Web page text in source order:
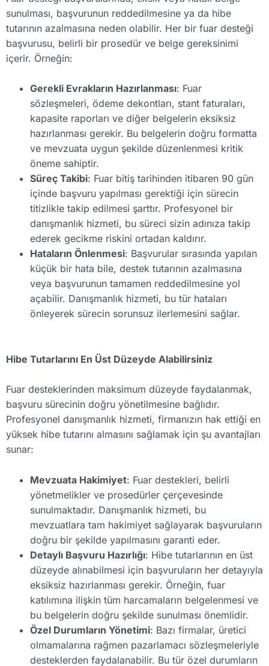
sunulması, başvurunun reddedilmesine ya da hibe
tutarının azalmasına neden olabilir. Her bir fuar desteği
başvurusu, belirli bir prosedür ve belge gereksinimi
içerir. Örneğin:
Gerekli Evrakların Hazırlanması: Fuar
sözleşmeleri, ödeme dekontları, stant faturaları,
kapasite raporları ve diğer belgelerin eksiksiz
hazırlanması gerekir. Bu belgelerin doğru formatta
ve mevzuata uygun şekilde düzenlenmesi kritik
öneme sahiptir.
Süreç Takibi: Fuar bitiş tarihinden itibaren 90 gün
içinde başvuru yapılması gerektiği için sürecin
titizlikle takip edilmesi şarttır. Profesyonel bir
danışmanlık hizmeti, bu süreci sizin adınıza takip
ederek gecikme riskini ortadan kaldırır.
Hataların Önlenmesi: Başvurular sırasında yapılan
küçük bir hata bile, destek tutarının azalmasına
veya başvurunun tamamen reddedilmesine yol
açabilir. Danışmanlık hizmeti, bu tür hataları
önleyerek sürecin sorunsuz ilerlemesini sağlar.
Hibe Tutarlarını En Üst Düzeyde Alabilirsiniz
Fuar desteklerinden maksimum düzeyde faydalanmak,
başvuru sürecinin doğru yönetilmesine bağlıdır.
Profesyonel danışmanlık hizmeti, firmanızın hak ettiği en
yüksek hibe tutarını almasını sağlamak için şu avantajları
sunar:
Mevzuata Hakimiyet: Fuar destekleri, belirli
yönetmelikler ve prosedürler çerçevesinde
sunulmaktadır. Danışmanlık hizmeti, bu
mevzuatlara tam hakimiyet sağlayarak başvuruların
doğru bir şekilde yapılmasını garanti eder.
Detaylı Başvuru Hazırlığı: Hibe tutarlarının en üst
düzeyde alınabilmesi için başvuruların her detayıyla
eksiksiz hazırlanması gerekir. Örneğin, fuar
katılımına ilişkin tüm harcamaların belgelenmesi ve
bu belgelerin doğru şekilde sunulması önemlidir.
Özel Durumların Yönetimi: Bazı firmalar, üretici
olmamalarına rağmen pazarlamacı sözleşmeleriyle
desteklerden faydalanabilir. Bu tür özel durumların